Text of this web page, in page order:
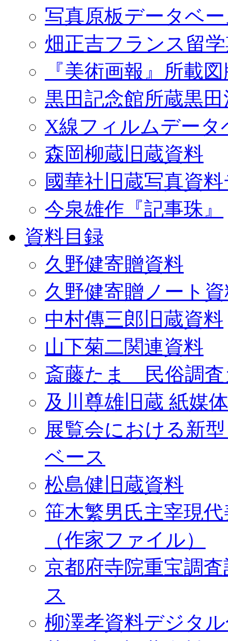
写真原板データベ
畑正吉フランス留
『美術画報』所載
黒田記念館所蔵黒
X線フィルムデータ
森岡柳蔵旧蔵資料
國華社旧蔵写真資
今泉雄作『記事珠』
資料目録
久野健寄贈資料
久野健寄贈ノート
中村傳三郎旧蔵資料
山下菊二関連資料
斎藤たま 民俗調査
及川尊雄旧蔵 紙媒
展覧会における新
ベース
松島健旧蔵資料
笹木繁男氏主宰現
（作家ファイル）
京都府寺院重宝調
ス
柳澤孝資料デジタ